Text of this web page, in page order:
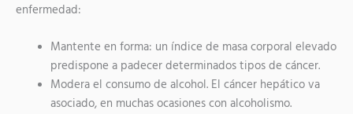
enfermedad:
Mantente en forma: un índice de masa corporal elevado
predispone a padecer determinados tipos de cáncer.
Modera el consumo de alcohol. El cáncer hepático va
asociado, en muchas ocasiones con alcoholismo.